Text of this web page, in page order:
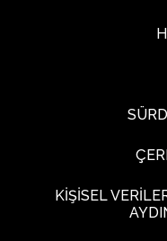
KİŞİSEL